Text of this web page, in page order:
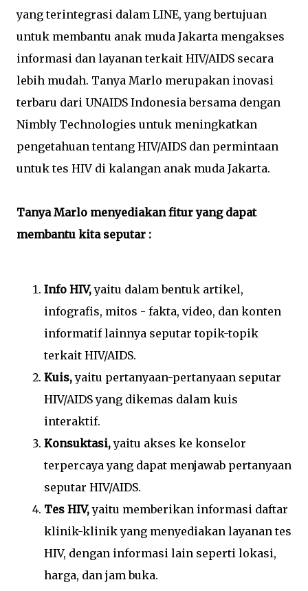
yang terintegrasi dalam LINE, yang bertujuan
untuk membantu anak muda Jakarta mengakses
informasi dan layanan terkait HIV/AIDS secara
lebih mudah. Tanya Marlo merupakan inovasi
terbaru dari UNAIDS Indonesia bersama dengan
Nimbly Technologies untuk meningkatkan
pengetahuan tentang HIV/AIDS dan permintaan
untuk tes HIV di kalangan anak muda Jakarta.
Tanya Marlo menyediakan fitur yang dapat
membantu kita seputar :
Info HIV,yaitu dalam bentuk artikel,
infografis, mitos - fakta, video, dan konten
informatif lainnya seputar topik-topik
terkait HIV/AIDS.
Kuis,yaitu pertanyaan-pertanyaan seputar
HIV/AIDS yang dikemas dalam kuis
interaktif.
Konsuktasi,yaitu akses ke konselor
terpercaya yang dapat menjawab pertanyaan
seputar HIV/AIDS.
Tes HIV,yaitu memberikan informasi daftar
klinik-klinik yang menyediakan layanan tes
HIV, dengan informasi lain seperti lokasi,
harga, dan jam buka.